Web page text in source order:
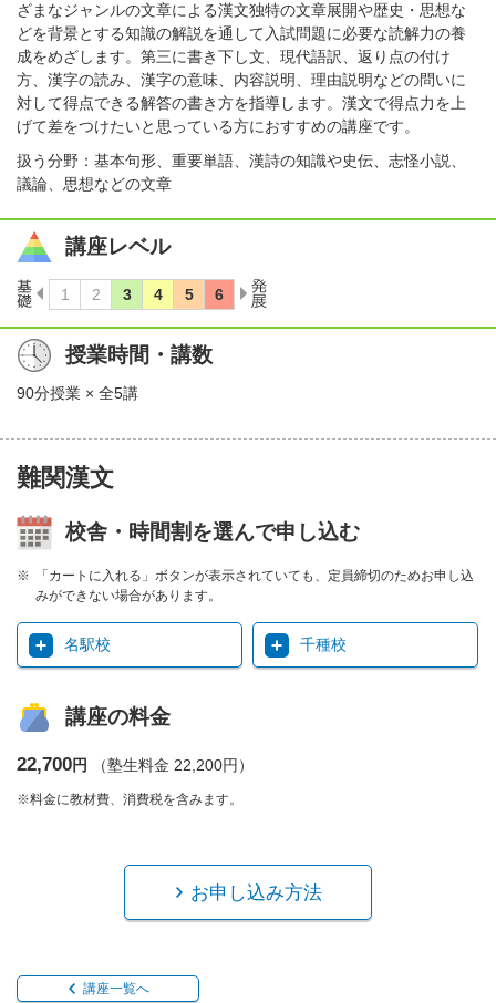
ざまなジャンルの文章による漢文独特の文章展開や歴史・思想な
どを背景とする知識の解説を通して入試問題に必要な読解力の養
成をめざします。第三に書き下し文、現代語訳、返り点の付け
方、漢字の読み、漢字の意味、内容説明、理由説明などの問いに
対して得点できる解答の書き方を指導します。漢文で得点力を上
げて差をつけたいと思っている方におすすめの講座です。
扱う分野：基本句形、重要単語、漢詩の知識や史伝、志怪小説、
議論、思想などの文章
講座レベル
授業時間・講数
90分授業 × 全5講
難関漢文
校舎・時間割を選んで申し込む
「カートに入れる」ボタンが表示されていても、定員締切のためお申し込
みができない場合があります。
名駅校 千種校
講座の料金
22,700円 （塾生料金 22,200円）
※料金に教材費、消費税を含みます。
お申し込み方法
講座一覧へ